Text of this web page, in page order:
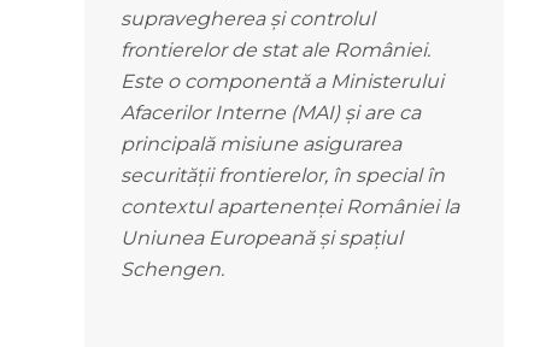
supravegherea și controlul
frontierelor de stat ale României.
Este o componentă a Ministerului
Afacerilor Interne (MAI) și are ca
principală misiune asigurarea
securității frontierelor, în special în
contextul apartenenței României la
Uniunea Europeană și spațiul
Schengen.